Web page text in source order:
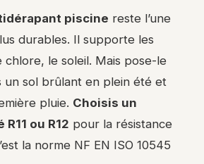
piscine reste l’une
durables. Il supporte les
chlore, le soleil. Mais pose-le
un sol brûlant en plein été et
pluie. Choisis un
ou R12 pour la résistance
la norme NF EN ISO 10545